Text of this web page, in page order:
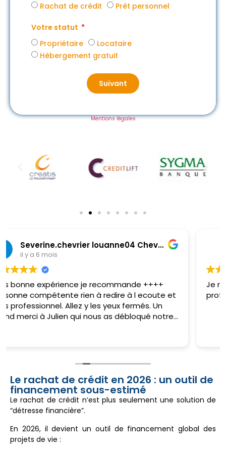
Rachat de crédit
Prêt personnel
Votre statut
Propriétaire
Locataire
Hébergement gratuit
Suivant
Mentions légales
Severine.chevrier louanne04 Chevrier
et
SANDRINE WOEHRLE
Je remercie Mr Julien MOCCI pour son
professionnalisme, son écoute et sa
Le rachat de crédit en 2026 : un outil de
financement sous-estimé
Le rachat de crédit n’est plus seulement une solution de
“détresse financière”.
En 2026, il devient un outil de financement global des
projets de vie :